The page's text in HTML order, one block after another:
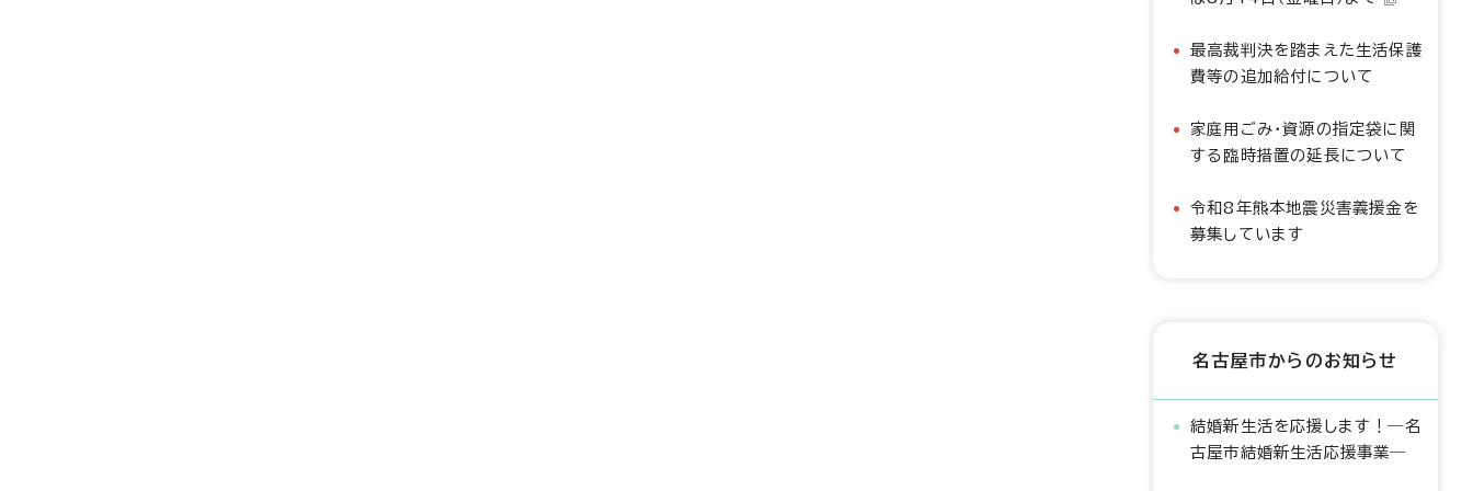
最高裁判決を踏まえた生活保護
費等の追加給付について
家庭用ごみ・資源の指定袋に関
する臨時措置の延長について
令和8年熊本地震災害義援金を
募集しています
名古屋市からのお知らせ
結婚新生活を応援します！―名
古屋市結婚新生活応援事業―